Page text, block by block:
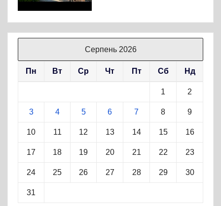
Серпень 2026
Пн Вт Ср Чт Пт Сб Нд
1 2
3 4 5 6 7 8 9
10 11 12 13 14 15 16
17 18 19 20 21 22 23
24 25 26 27 28 29 30
31